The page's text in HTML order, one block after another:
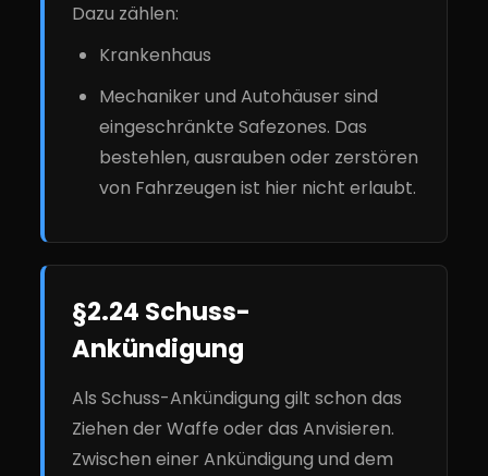
Dazu zählen:
Krankenhaus
Mechaniker und Autohäuser sind
eingeschränkte Safezones. Das
bestehlen, ausrauben oder zerstören
von Fahrzeugen ist hier nicht erlaubt.
§2.24 Schuss-
Ankündigung
Als Schuss-Ankündigung gilt schon das
Ziehen der Waffe oder das Anvisieren.
Zwischen einer Ankündigung und dem